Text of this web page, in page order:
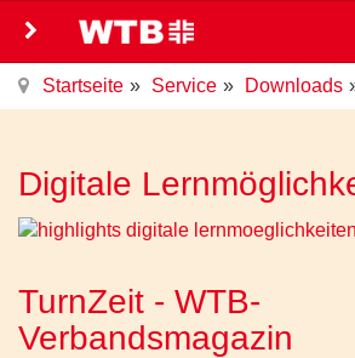
Startseite Service Downloads
Digitale
TurnZeit - WTB-
Verbandsmagazin